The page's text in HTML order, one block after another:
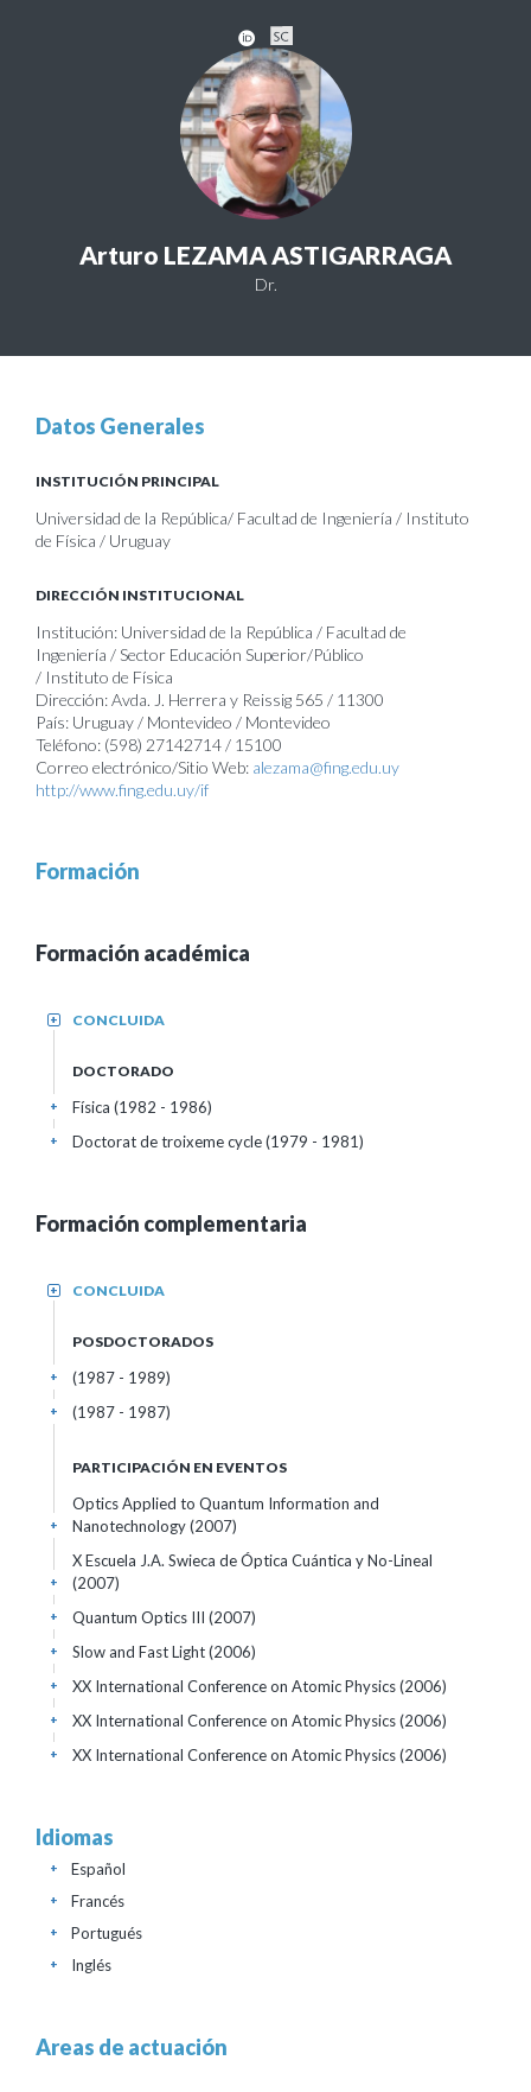
Arturo LEZAMA ASTIGARRAGA
Dr.
Datos Generales
INSTITUCIÓN PRINCIPAL
Universidad de la República/ Facultad de Ingeniería / Instituto
de Física / Uruguay
DIRECCIÓN INSTITUCIONAL
Institución: Universidad de la República / Facultad de
Ingeniería / Sector Educación Superior/Público
/ Instituto de Física
Dirección: Avda. J. Herrera y Reissig 565 / 11300
País: Uruguay / Montevideo / Montevideo
Teléfono: (598) 27142714 / 15100
Correo electrónico/Sitio Web: alezama@fing.edu.uy
http://www.fing.edu.uy/if
Formación
Formación académica
CONCLUIDA
+
DOCTORADO
Física (1982 - 1986)
+
Doctorat de troixeme cycle (1979 - 1981)
+
Formación complementaria
CONCLUIDA
+
POSDOCTORADOS
(1987 - 1989)
+
(1987 - 1987)
+
PARTICIPACIÓN EN EVENTOS
Optics Applied to Quantum Information and
Nanotechnology(2007)
+
X Escuela J.A. Swieca de Óptica Cuántica y No-Lineal
(2007)
+
Quantum Optics III (2007)
+
Slow and Fast Light(2006)
+
XX International Conference on Atomic Physics(2006)
+
XX International Conference on Atomic Physics(2006)
+
XX International Conference on Atomic Physics(2006)
+
Idiomas
Español
+
Francés
+
Portugués
+
Inglés
+
Areas de actuación